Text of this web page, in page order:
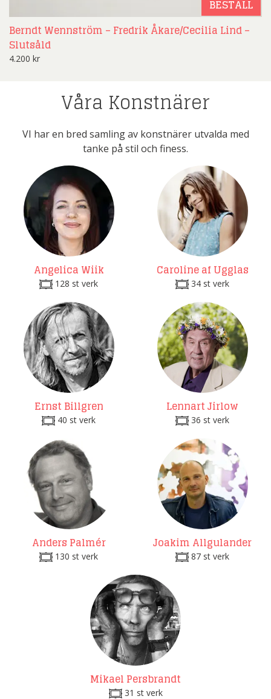
BESTÄLL
Berndt Wennström – Fredrik Åkare/Cecilia Lind –
Slutsåld
4.200 kr
Våra Konstnärer
VI har en bred samling av konstnärer utvalda med
tanke på stil och finess.
Angelica Wiik
128 st verk
Caroline af Ugglas
34 st verk
Ernst Billgren
40 st verk
Lennart Jirlow
36 st verk
Anders Palmér
130 st verk
Joakim Allgulander
87 st verk
Mikael Persbrandt
31 st verk